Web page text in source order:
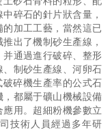
碎石的針片狀含量，
加工工藝，當然這已
出了機制砂生產線，
通過進行破碎、整形
制砂生產線、河卵石
碎機生產率的公式石
都屬于礦山機械設備
用。超細粉機參數立
技術人員經過多年研